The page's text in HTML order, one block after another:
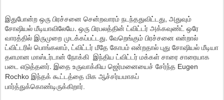
இதுபோன்ற ஒரு பிரச்சனை சென்றவாரம் நடந்ததுவிட்டது, அதுவும்
சோஷியல் மீடியாவிலேயே. ஒரு பிரபலத்தின் ட்விட்டர் அக்கவுண்ட் ஒரே
வாரத்தில் இருமுறை முடக்கப்பட்டது. வேறெங்கும் பிரச்சனை என்றால்
ட்விட்டரில் பொங்கலாம், ட்விட்டர் மீதே கோபம் என்றதால் புது சோஷியல் மீடியா
தளமான மாஸ்டர்டான் நோக்கி இந்திய ட்விட்டர் மக்கள் சாரை சாரையாக
படை எடுத்தனர். இதை உருவாக்கிய ஜெர்மனையைச் சேர்ந்த Eugen
Rochko இந்தக் கூட்டத்தை மிக ஆச்சர்யமாகப்
பார்த்துக்கொண்டிருக்கிறார்.